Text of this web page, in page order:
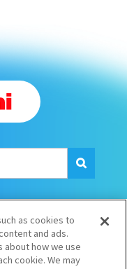
SNS一覧
as cookies to
and ads.
how we use
cookie. We may